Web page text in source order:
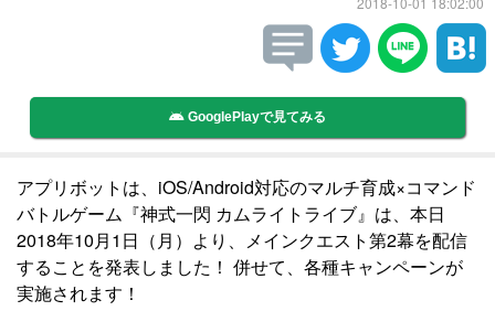
GooglePlayで見てみる
アプリボットは、iOS/Android対応のマルチ育成×コマンド
バトルゲーム『神式一閃 カムライトライブ』は、本日
2018年10月1日（月）より、メインクエスト第2幕を配信
することを発表しました！ 併せて、各種キャンペーンが
実施されます！